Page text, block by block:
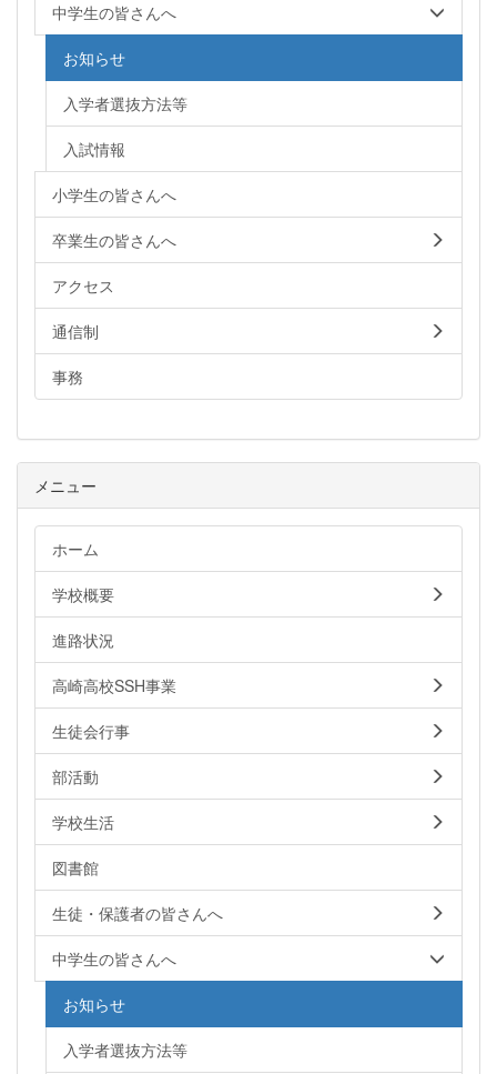
中学生の皆さんへ
お知らせ
入学者選抜方法等
入試情報
小学生の皆さんへ
卒業生の皆さんへ
アクセス
通信制
事務
メニュー
ホーム
学校概要
進路状況
高崎高校SSH事業
生徒会行事
部活動
学校生活
図書館
生徒・保護者の皆さんへ
中学生の皆さんへ
お知らせ
入学者選抜方法等